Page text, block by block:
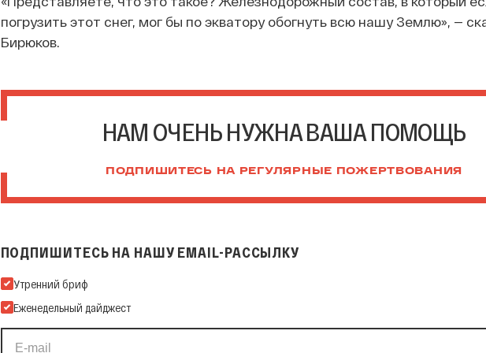
погрузить этот снег, мог бы по экватору обогнуть всю нашу Землю», —
Бирюков.
НАМ ОЧЕНЬ НУЖНА ВАША ПОМОЩЬ
ПОДПИШИТЕСЬ НА РЕГУЛЯРНЫЕ ПОЖЕРТВОВАНИЯ
ПОДПИШИТЕСЬ НА НАШУ EMAIL-РАССЫЛКУ
Подпишитесь на нашу Email-рассылку
Утренний бриф
Еженедельный дайджест